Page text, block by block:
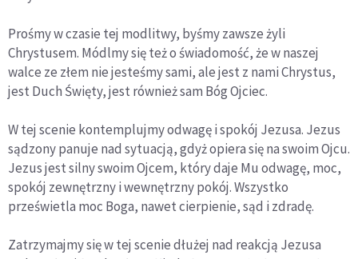
Prośmy w czasie tej modlitwy, byśmy zawsze żyli
Chrystusem. Módlmy się też o świadomość, że w naszej
walce ze złem nie jesteśmy sami, ale jest z nami Chrystus,
jest Duch Święty, jest również sam Bóg Ojciec.
W tej scenie kontemplujmy odwagę i spokój Jezusa. Jezus
sądzony panuje nad sytuacją, gdyż opiera się na swoim Ojcu.
Jezus jest silny swoim Ojcem, który daje Mu odwagę, moc,
spokój zewnętrzny i wewnętrzny pokój. Wszystko
prześwietla moc Boga, nawet cierpienie, sąd i zdradę.
Zatrzymajmy się w tej scenie dłużej nad reakcją Jezusa